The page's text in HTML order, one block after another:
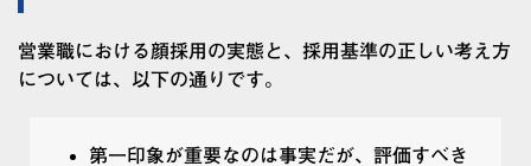
営業職における顔採用の実態と、採用基準の正しい考え方
については、以下の通りです。
第一印象が重要なのは事実だが、評価すべき